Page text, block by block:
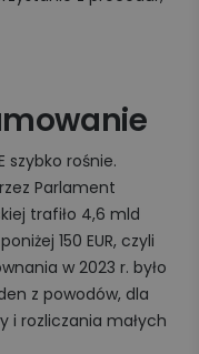
szybko rośnie.
Parlament
trafiło 4,6 mld
150 EUR, czyli
w 2023 r. było
z powodów, dla
i rozliczania małych